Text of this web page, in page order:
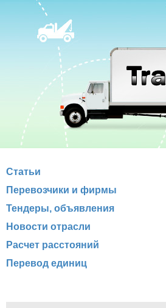
Статьи
Перевозчики и фирмы
Тендеры, объявления
Новости отрасли
Расчет расстояний
Перевод единиц